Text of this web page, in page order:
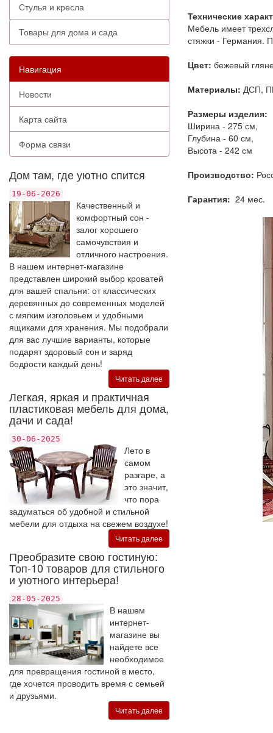
Стулья и кресла
Товары для дома и сада
Навигация
Новости
Карта сайта
Форма связи
Дом там, где уютно спится
19-06-2026
Качественный и
комфортный сон -
залог хорошего
самочувствия и
отличного настроения.
В нашем интернет-магазине
представлен широкий выбор кроватей
для вашей спальни: от классических
деревянных до современных моделей
с мягким изголовьем и удобными
ящиками для хранения. Мы подобрали
для вас лучшие варианты, которые
подарят здоровый сон и заряд
бодрости каждый день!
Читать далее
Легкая, яркая и практичная
пластиковая мебель для дома,
дачи и сада!
30-06-2025
Лето в
самом
разгаре, а
это значит,
что пора
задуматься об удобной и стильной
мебели для отдыха на свежем воздухе!
Читать далее
Преобразите свою гостиную:
Топ-10 товаров для стильного
и уютного интерьера!
28-05-2025
В нашем
интернет-
магазине вы
найдете все
необходимое
для превращения гостиной в место,
где хочется проводить время с семьей
и друзьями.
Читать далее
Технические
Мебель имеет
стяжки - Германия.
Цвет: бежевый
Материалы: ДСП,
Размеры изделия:
Ширина - 275 см,
Глубина - 60 см,
Высота - 242 см
Производство:
Гарантия: 24 мес.